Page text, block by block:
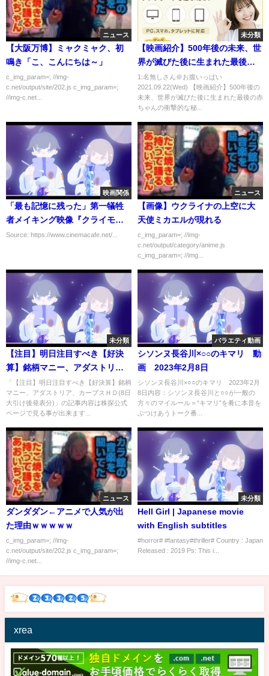
ニュース
【大阪万博】ミャクミャク、初
鳴き「こ、こんにちは～」
c_img_param=; //img-
c.net/output/site/202.js c_img_param=;
//img-c.net...
未分類
【映画紹介】500年後の未来、世
界が滅びた後に生まれた最後の
赤ちゃんの衝撃的な秘密
1:名無しさん＠お腹いっぱい
2021.09.22(Wed) 【映画紹介】500年後の
未来、世界が滅びた後に生まれた最後の赤
ちゃんの衝撃的な秘...
映画関係
「最も記憶に残った」第一犠牲
者メイキング映像『クライモ
リ』
Source: https://www.cinemacafe.net/...
ニュース
【画像】ウクライナの上空に大
天使ミカエルが現れる
c_img_param=; //img-
c.net/output/category/anime.js
c_img_param=; //img...
未分類
【注目】明日注目すべき【好決
算】銘柄マニー、アダストリ
ア、カーブスＨＤ(8日大引け後発
表分)
「【注目】明日注目すべき【好決算】銘柄
マニー、アダストリア、カーブスＨＤ(8日
大引け後発表分)」の記事内容は株探公式
ページで見る事が出来ます...
バラエティ動画
シソンヌ長谷川×○○のキマリ 動
画 2023年2月8日
シソンヌ長谷川×○○のキマリ 2023年2月
8日内容：シソンヌ長谷川と○○が一般の
方々のマイルール＝“キマリ”を肴に本音を
ぶつけあうトーク番...
ニュース
ダンダダン←アニメで人気が出
た理由ｗｗｗｗｗ
c_img_param=; //img-
c.net/output/site/202.js c_img_param=;
//img-c.net...
未分類
Hell Girl | Japanese movie
with English subtitles
#horror# #fantasy#thriller# Country : Japan
Released : 2019 Ps: This i...
xrea